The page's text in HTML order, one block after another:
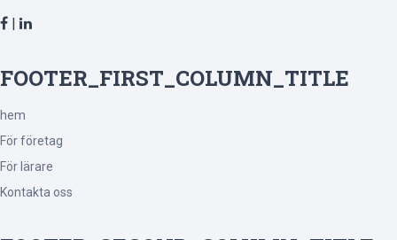
|
FOOTER_FIRST_COLUMN_TITLE
hem
För företag
För lärare
Kontakta oss